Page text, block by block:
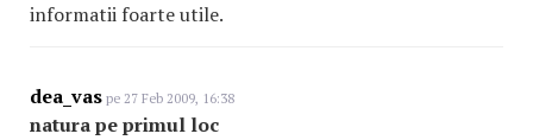
informatii foarte utile.
dea_vas pe 27 Feb 2009, 16:38
natura pe primul loc